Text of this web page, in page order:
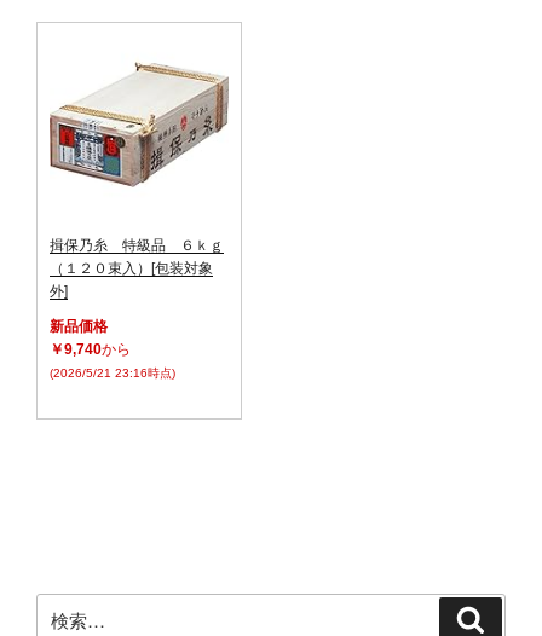
揖保乃糸 特級品 ６ｋｇ
（１２０束入）[包装対象
外]
新品価格
￥9,740から
(2026/5/21 23:16時点)